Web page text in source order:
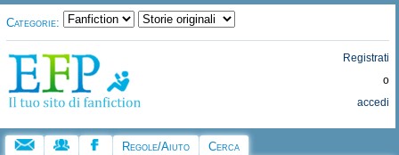
Categorie:
Registrati
o
accedi
Regole/Aiuto Cerca